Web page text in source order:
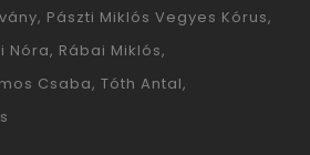
Pászti Miklós Vegyes Kórus
Nóra Rábai Miklós
Csaba Tóth Antal